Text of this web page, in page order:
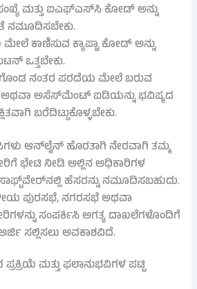
ಮತ್ತು ಐಎಫ್‌ಎಸ್‌ಸಿ ಕೋಡ್ ಅನ್ನು
ನಮೂದಿಸಬೇಕು.
ಕಾಣಿಸುವ ಕ್ಯಾಪ್ಚಾ ಕೋಡ್ ಅನ್ನು
ಒತ್ತಬೇಕು.
ನಂತರ ಪರದೆಯ ಮೇಲೆ ಬರುವ
ಅಥವಾ ಅಸೆಸ್‌ಮೆಂಟ್ ಐಡಿಯನ್ನು ಭವಿಷ್ಯದ
ಬರೆದಿಟ್ಟುಕೊಳ್ಳಬೇಕು.
ಆನ್‌ಲೈನ್ ಹೊರತಾಗಿ ನೇರವಾಗಿ ತಮ್ಮ
ಭೇಟಿ ನೀಡಿ ಅಲ್ಲಿನ ಅಧಿಕಾರಿಗಳ
ಹೆಸರನ್ನು ನಮೂದಿಸಬಹುದು.
ಪುರಸಭೆ, ನಗರಸಭೆ ಅಥವಾ
ಸಂಪರ್ಕಿಸಿ ಅಗತ್ಯ ದಾಖಲೆಗಳೊಂದಿಗೆ
ಸಲ್ಲಿಸಲು ಅವಕಾಶವಿದೆ.
ಮತ್ತು ಫಲಾನುಭವಿಗಳ ಪಟ್ಟಿ